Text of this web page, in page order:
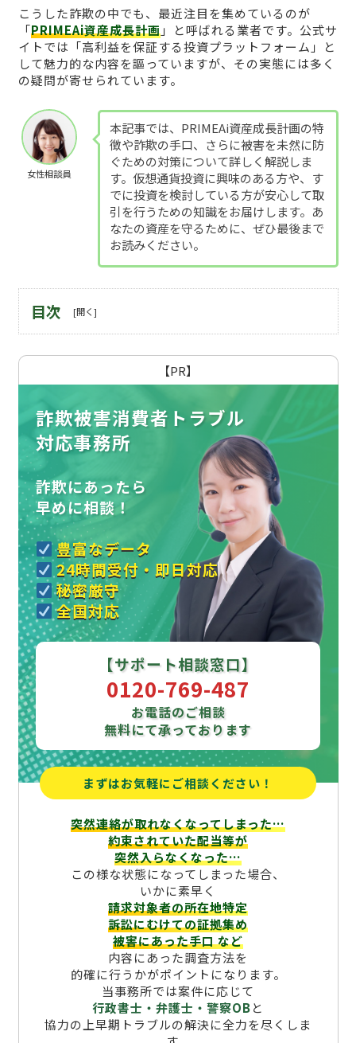
こうした詐欺の中でも、最近注目を集めているのが
「PRIMEAi資産成長計画」と呼ばれる業者です。公式サ
イトでは「高利益を保証する投資プラットフォーム」と
して魅力的な内容を謳っていますが、その実態には多く
の疑問が寄せられています。
女性相談員
本記事では、PRIMEAi資産成長計画の特
徴や詐欺の手口、さらに被害を未然に防
ぐための対策について詳しく解説しま
す。仮想通貨投資に興味のある方や、す
でに投資を検討している方が安心して取
引を行うための知識をお届けします。あ
なたの資産を守るために、ぜひ最後まで
お読みください。
目次
【PR】
詐欺被害消費者トラブル
対応事務所
詐欺にあったら
早めに相談！
豊富なデータ
24時間受付・即日対応
秘密厳守
全国対応
【サポート相談窓口】
0120-769-487
お電話のご相談
無料にて承っております
まずはお気軽にご相談ください！
突然連絡が取れなくなってしまった…
約束されていた配当等が
突然入らなくなった…
この様な状態になってしまった場合、
いかに素早く
請求対象者の所在地特定
訴訟にむけての証拠集め
被害にあった手口など
内容にあった調査方法を
的確に行うかがポイントになります。
当事務所では案件に応じて
行政書士・弁護士・警察OBと
協力の上早期トラブルの解決に全力を尽くしま